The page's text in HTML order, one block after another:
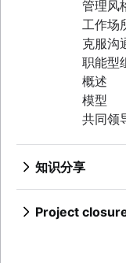
验收标
利益相
项目范
三重制
业务案例
概念验
提案大
项目章
目标设
OKR
项目目
成本效
商业模
了解感
Goal
项目负
项目发
项目负
项目团队
RACI 图
团队章
实施计
组织结
概述
制定项
行动计
项目协
运营规划
KPI
营销计
项目组
可行性
战略规划
概述
示例
年度规划
季度规划
企业规
如何规
生态系
目标一致
活动营
品牌发布
规划框架
框架
SWOT
愿景面
根本原
PDCA
项目治
项目估算
项目估算
时间线
里程碑
关键路
滞后期
什么是
项目预算
资源管理
概述
概述
产能规划
跟踪
项目执行
概述
使用模
项目跟
范围蔓延
可视化项目
项目设
资源规划
迭代流程
自动化
管理风
工作场
克服沟
职能型
概述
模型
共同领
知识分享
概述
概述
Project